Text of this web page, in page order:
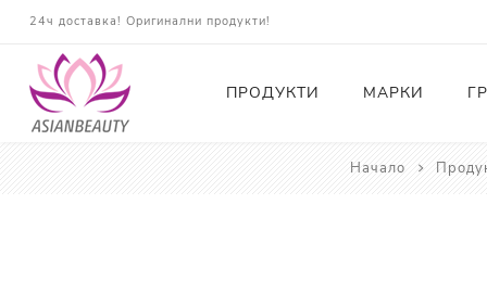
24ч доставка! Оригинални продукти!
ПРОДУКТИ МАРКИ
Начало